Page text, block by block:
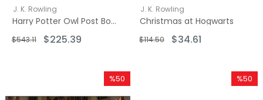
J. K. Rowling
Harry Potter Owl Post Box Set
$225.39
$543.11
J. K. Rowling
Christmas at Hogwarts
$34.61
$114.50
%50
İndirim
%50